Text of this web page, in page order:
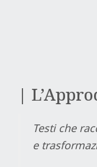
|
Testi che
e